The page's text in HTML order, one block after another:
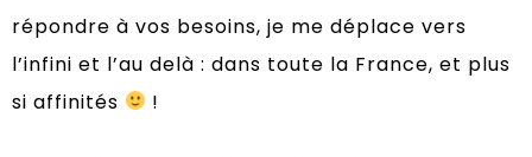
répondre à vos besoins, je me déplace vers
l’infini et l’au delà : dans toute la France, et plus
si affinités
!